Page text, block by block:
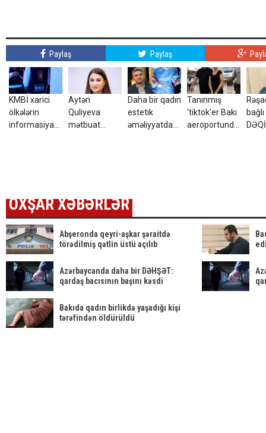
Paylaş Paylaş
KMBİ xarici
ölkələrin
informasiya
Aytən
Quliyeva
mətbuat
Daha bir qadın
estetik
əməliyyatdan
Tanınmış
'tiktok'er Bakı
aeroportunda
OXŞAR XƏBƏRLƏR
Abşeronda qeyri-aşkar şəraitdə
törədilmiş qətlin üstü açılıb
Azərbaycanda daha bir DƏHŞƏT:
qardaş bacısının başını kəsdi
Bakıda qadın birlikdə yaşadığı kişi
tərəfindən öldürüldü